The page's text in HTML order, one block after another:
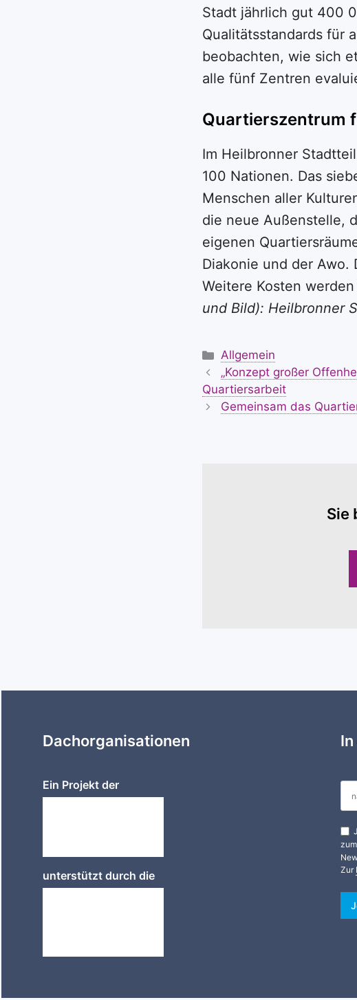
Stadt jährlich gut 400
Qualitätsstandards für
beobachten, wie sich
alle fünf Zentren
Quartierszentrum
Im Heilbronner
100 Nationen. Das
Menschen aller
die neue Außenstelle,
eigenen
Diakonie und der Awo.
Weitere Kosten
und Bild): Heilbronner
Kategorien
Allgemein
„Konzept großer
Quartiersarbeit
Gemeinsam das
Sie
Dachorganisationen
Ein Projekt der
unterstützt durch die
Zur